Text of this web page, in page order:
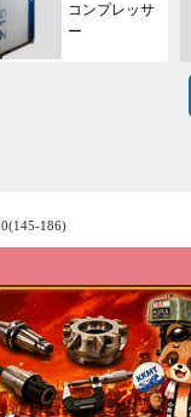
コンプレッサ
ー
186)